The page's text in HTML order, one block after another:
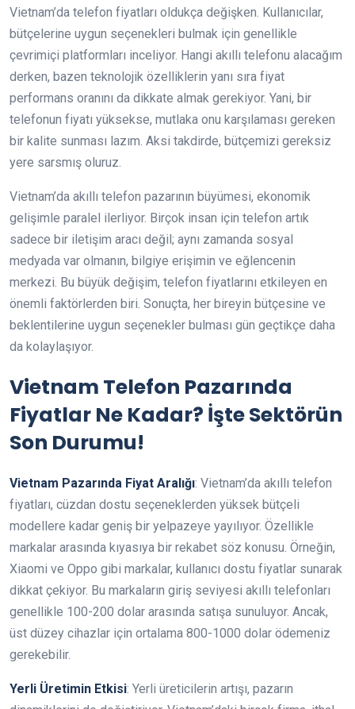
Vietnam’da telefon fiyatları oldukça değişken. Kullanıcılar,
bütçelerine uygun seçenekleri bulmak için genellikle
çevrimiçi platformları inceliyor. Hangi akıllı telefonu alacağım
derken, bazen teknolojik özelliklerin yanı sıra fiyat
performans oranını da dikkate almak gerekiyor. Yani, bir
telefonun fiyatı yüksekse, mutlaka onu karşılaması gereken
bir kalite sunması lazım. Aksi takdirde, bütçemizi gereksiz
yere sarsmış oluruz.
Vietnam’da akıllı telefon pazarının büyümesi, ekonomik
gelişimle paralel ilerliyor. Birçok insan için telefon artık
sadece bir iletişim aracı değil; aynı zamanda sosyal
medyada var olmanın, bilgiye erişimin ve eğlencenin
merkezi. Bu büyük değişim, telefon fiyatlarını etkileyen en
önemli faktörlerden biri. Sonuçta, her bireyin bütçesine ve
beklentilerine uygun seçenekler bulması gün geçtikçe daha
da kolaylaşıyor.
Vietnam Telefon Pazarında
Fiyatlar Ne Kadar? İşte Sektörün
Son Durumu!
Vietnam Pazarında Fiyat Aralığı: Vietnam’da akıllı telefon
fiyatları, cüzdan dostu seçeneklerden yüksek bütçeli
modellere kadar geniş bir yelpazeye yayılıyor. Özellikle
markalar arasında kıyasıya bir rekabet söz konusu. Örneğin,
Xiaomi ve Oppo gibi markalar, kullanıcı dostu fiyatlar sunarak
dikkat çekiyor. Bu markaların giriş seviyesi akıllı telefonları
genellikle 100-200 dolar arasında satışa sunuluyor. Ancak,
üst düzey cihazlar için ortalama 800-1000 dolar ödemeniz
gerekebilir.
Yerli Üretimin Etkisi: Yerli üreticilerin artışı, pazarın